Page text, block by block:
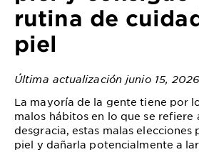
Greener
Beauty
Garnier
Offers
Cruelty
Free
rutina de
piel
Última actualización junio 15, 2026
La mayoría de la gente tiene por
malos hábitos en lo que se refiere
desgracia, estas malas elecciones
piel y dañarla potencialmente a